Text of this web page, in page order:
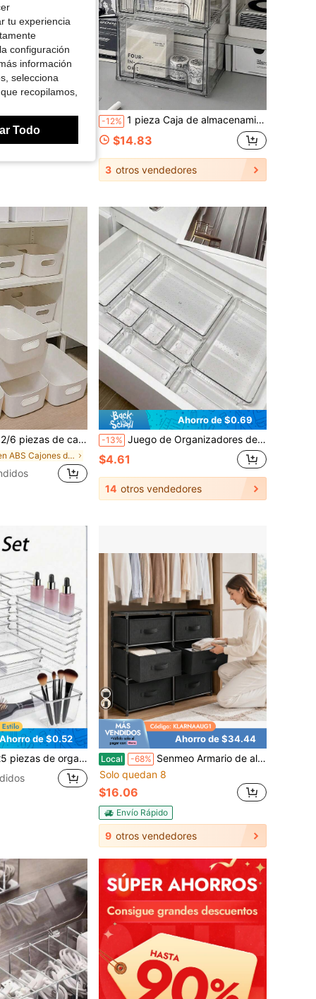
-12% 1 pieza Caja de almacenamiento apilable transparente, organizador de escritorio para artículos de papelería, contenedor de almacenamiento para ropa interior y ropa en el armario
$14.83
3 otros vendedores
y artículos esenciales diarios, almacenamiento de escritorio y cajón, adecuado para tocador, cocina, baño y dormitorio, artículos esenciales para la vuelta al colegio que ahorran espacio
en ABS Cajones de almacenamiento
Ahorro de $0.69
-13% Juego de Organizadores de Cajones Transparentes de Múltiples Tamaños 1/3/5/6/7/11/12/18/25/37 piezas, 4 Tipos de Bandejas de Almacenamiento, Cajas de Almacenamiento Multifuncionales para Cosméticos, Artículos de Papelería, Vajilla, Adecuado para Tocador, Cocina, Oficina
$4.61
14 otros vendedores
Ahorro de $0.52
almacenamiento multifuncional para cajones de tocador de baño, ahorra espacio, para organizar artículos esenciales diarios
Ahorro de $34.44
Local -68% Senmeo Armario de almacenamiento de ropa con múltiples cajones, cómoda de tela con marco de metal resistente con amplio espacio de almacenamiento, organizador multiusos para dormitorio, armario, sala de estar & almacenamiento de pasillo
Solo quedan 8
$16.06
Envío Rápido
9 otros vendedores
tu experiencia
configuración
información
selecciona
recopilamos,
Todo